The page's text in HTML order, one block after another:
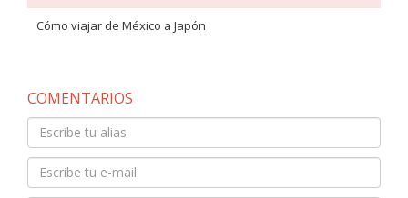
Cómo viajar de México a Japón
COMENTARIOS